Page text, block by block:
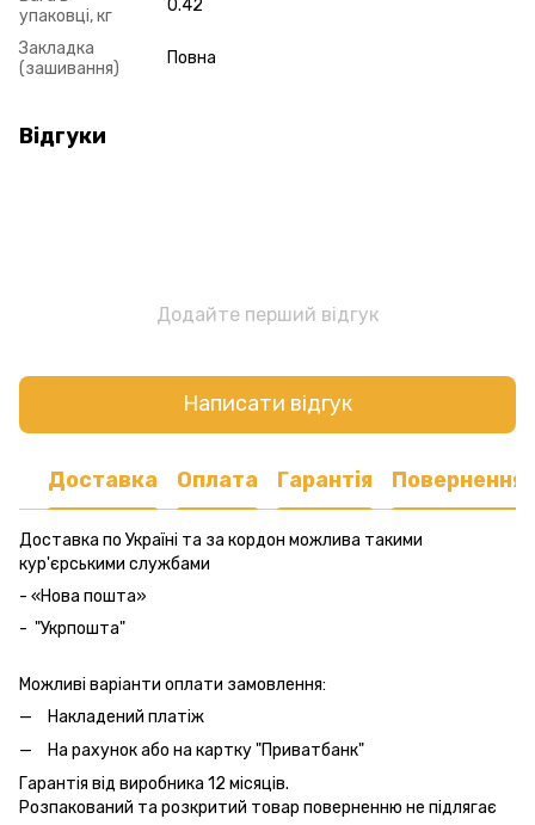
упаковці, кг
0.42
Закладка
(зашивання)
Повна
Відгуки
Додайте перший відгук
Написати відгук
Доставка Оплата Гарантія Повернення
Доставка по Україні та за кордон можлива такими
кур'єрськими службами
- «Нова пошта»
- "Укрпошта"
Можливі варіанти оплати замовлення:
Накладений платіж
На рахунок або на картку "Приватбанк"
Гарантія від виробника 12 місяців.
Розпакований та розкритий товар поверненню не підлягає